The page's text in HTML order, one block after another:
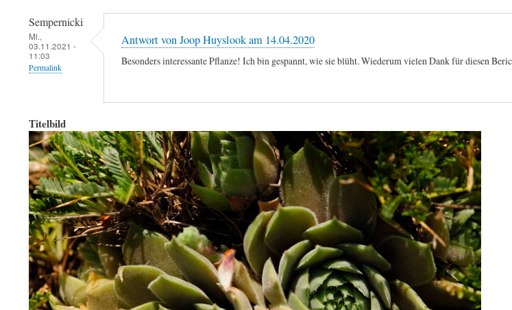
Sempernicki
Mi.,
03.11.2021 -
11:03
Permalink
Antwort von Joop Huyslook am 14.04.2020
Besonders interessante Pflanze! Ich bin gespannt, wie sie blüht. Wiederum vielen Dank für diesen
Titelbild